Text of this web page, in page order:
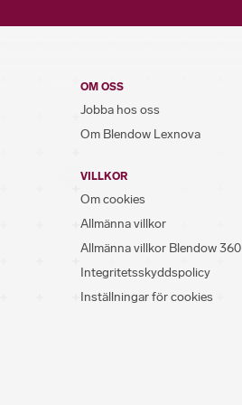
OM OSS
Jobba hos oss
Om Blendow Lexnova
VILLKOR
Om cookies
Allmänna villkor
Allmänna villkor Blendow 360
Integritetsskyddspolicy
Inställningar för cookies